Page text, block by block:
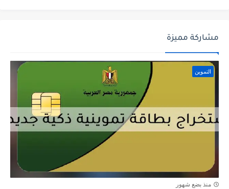
مشاركة مميزة
التموين
منذ بضع شهور